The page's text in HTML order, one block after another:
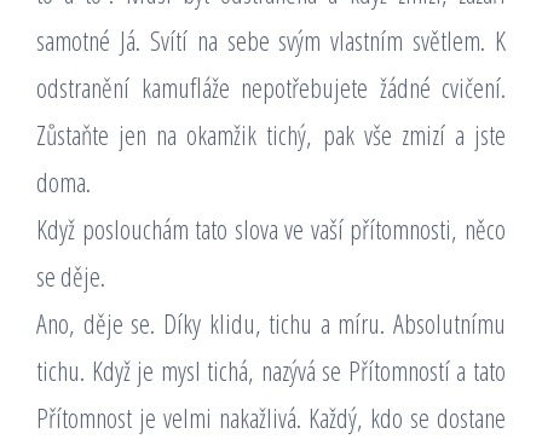
samotné Já. Svítí na sebe svým vlastním světlem. K
odstranění kamufláže nepotřebujete žádné cvičení.
Zůstaňte jen na okamžik tichý, pak vše zmizí a jste
doma.
Když poslouchám tato slova ve vaší přítomnosti, něco
se děje.
Ano, děje se. Díky klidu, tichu a míru. Absolutnímu
tichu. Když je mysl tichá, nazývá se Přítomností a tato
Přítomnost je velmi nakažlivá. Každý, kdo se dostane